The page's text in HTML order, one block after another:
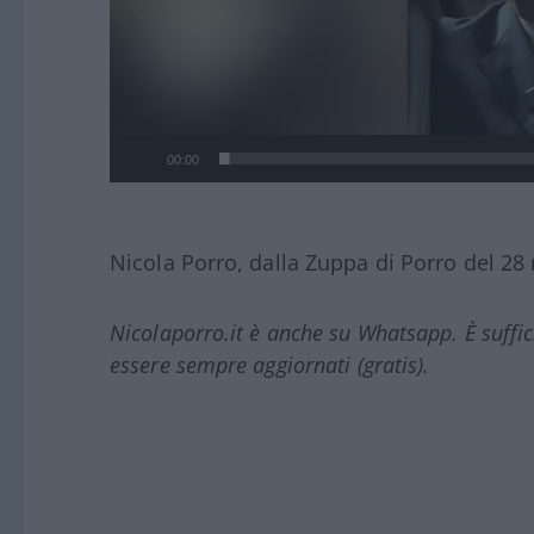
00:00
Nicola Porro, dalla Zuppa di Porro del 28
Nicolaporro.it è anche su Whatsapp. È
essere sempre aggiornati (gratis).